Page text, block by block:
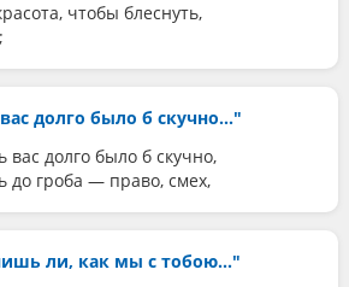
чтобы блеснуть,
долго было б скучно..."
вас долго было б скучно,
до гроба — право, смех,
ли, как мы с тобою..."